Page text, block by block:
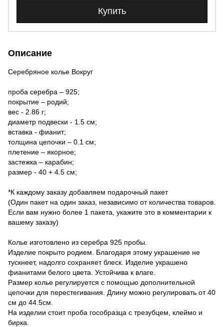
Купить
Описание
Серебряное колье Вокруг
проба серебра – 925;
покрытие – родий;
вес - 2.86 г;
диаметр подвески - 1.5 см;
​​вставка - фианит;
толщина цепочки – 0.1 см;
плетение – якорное;
застежка – карабин;
размер - 40 + 4.5 см;
*К каждому заказу добавляем подарочный пакет
(Один пакет на один заказ, независимо от количества товаров.
Если вам нужно более 1 пакета, укажите это в комментарии к
вашему заказу)
Колье изготовлено из серебра 925 пробы.
Изделие покрыто родием. Благодаря этому украшение не
тускнеет, надолго сохраняет блеск. Изделие украшено
фианитами белого цвета. Устойчива к влаге.
Размер колье регулируется с помощью дополнительной
цепочки для перестегивания. Длину можно регулировать от 40
см до 44.5см.
На изделии стоит проба гособразца с трезубцем, клеймо и
бирка.